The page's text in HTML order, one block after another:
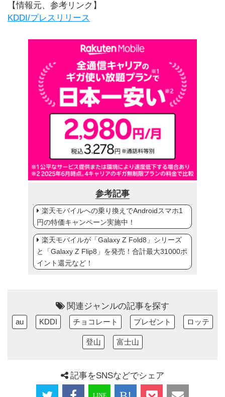
【情報元、参考リンク】
KDDI/プレスリリース
参考記事
楽天モバイルへの乗り換えでAndroidスマホ1
円の特価キャンペーン実施中！
楽天モバイルが「Galaxy Z Fold8」シリーズ
と「Galaxy Z Flip8」を発売！合計最大31000ポ
イント還元など！
関連ジャンルの記事を探す
au KDDI チョコレート プレゼント ロッテ
登山 富士山
記事をSNSなどでシェア